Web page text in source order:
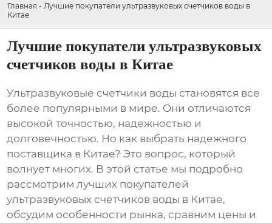
Главная - Лучшие покупатели ультразвуковых счетчиков воды в
Китае
Лучшие покупатели ультразвуковых
счетчиков воды в Китае
Ультразвуковые счетчики воды становятся все
более популярными в мире. Они отличаются
высокой точностью, надежностью и
долговечностью. Но как выбрать надежного
поставщика в Китае? Это вопрос, который
волнует многих. В этой статье мы подробно
рассмотрим лучших покупателей
ультразвуковых счетчиков воды в Китае,
обсудим особенности рынка, сравним цены и